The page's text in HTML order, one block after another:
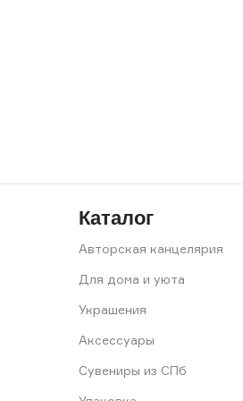
Каталог
Авторская канцелярия
Для дома и уюта
Украшения
Аксессуары
Сувениры из СПб